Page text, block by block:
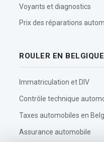
Voyants et diagnostics
Prix des réparations
ROULER EN BELGIQUE
Immatriculation et DIV
Contrôle technique
Taxes automobiles en
Assurance automobile